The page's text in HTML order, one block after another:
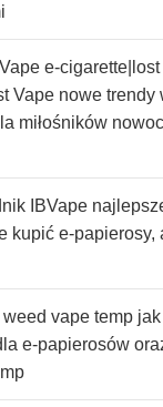
e-
Vape nowe trendy
miłośników
IBVape
kupić e-
vape temp
e-papierosów